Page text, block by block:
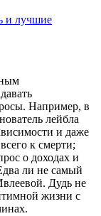
и лучшие
Например, в
лейбла
и даже
к смерти;
о доходах и
ли не самый
Дудь не
жизни с